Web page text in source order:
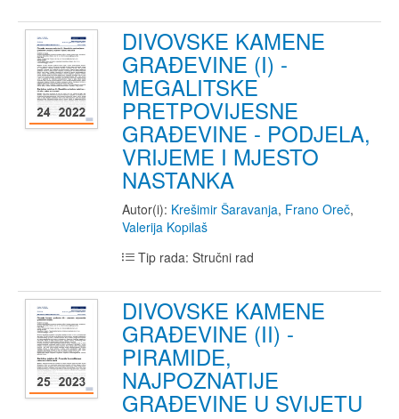
DIVOVSKE KAMENE
GRAĐEVINE (I) -
MEGALITSKE
PRETPOVIJESNE
GRAĐEVINE - PODJELA,
VRIJEME I MJESTO
NASTANKA
Autor(i): Krešimir Šaravanja, Frano Oreč,
Valerija Kopilaš
Tip rada: Stručni rad
DIVOVSKE KAMENE
GRAĐEVINE (II) -
PIRAMIDE,
NAJPOZNATIJE
GRAĐEVINE U SVIJETU